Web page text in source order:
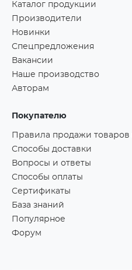
Каталог продукции
Производители
Новинки
Спецпредложения
Вакансии
Наше производство
Авторам
Покупателю
Правила продажи товаров
Способы доставки
Вопросы и ответы
Способы оплаты
Сертификаты
База знаний
Популярное
Форум